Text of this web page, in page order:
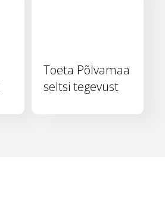
Toeta Põlvamaa
seltsi tegevust